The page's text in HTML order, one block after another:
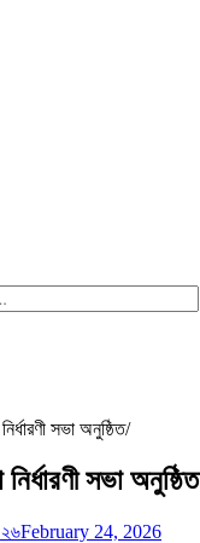
সভা অনুষ্ঠিত
সভা অনুষ্ঠিত
February 24, 2026